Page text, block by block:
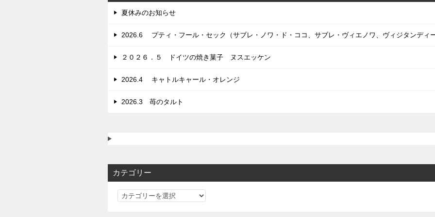
ョ
夏休みのお知らせ
2026.6 プティ・フール・セック（サブレ・ノワ・ド・ココ、サブレ・ヴィエノワ、ヴィジタンディ
２０２６．５ ドイツの焼き菓子 ヌスエッケン
2026.4 キャトルキャール・オレンジ
2026.3 苺のタルト
カテゴリー
カ